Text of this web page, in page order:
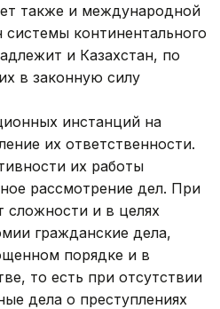
также и международной
системы континентального
и Казахстан, по
в законную силу
инстанций на
их ответственности.
их работы
рассмотрение дел. При
сложности и в целях
гражданские дела,
порядке и в
то есть при отсутствии
дела о преступлениях